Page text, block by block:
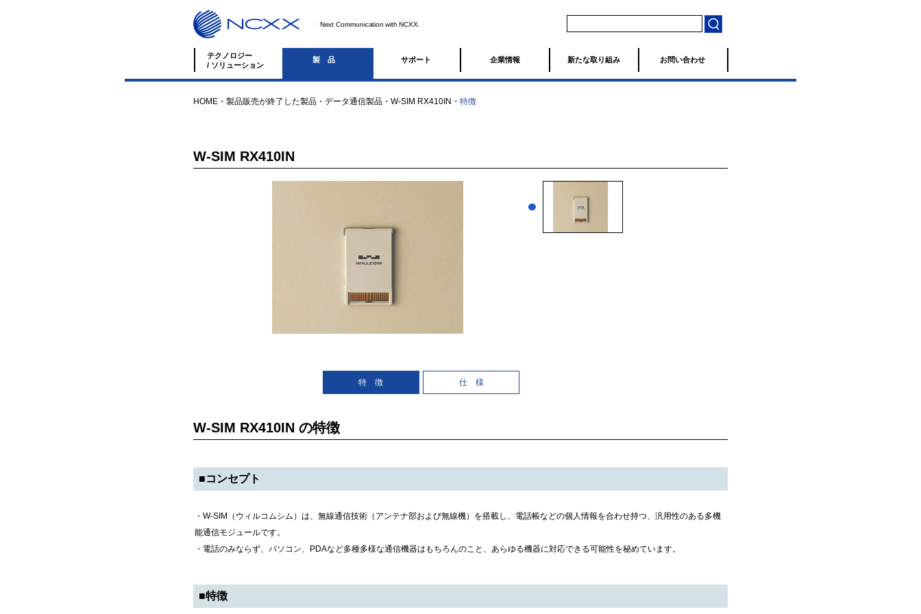
Next Communication with NCXX.
テクノロジー
/ ソリューション
製品 サポート 企業情報 新たな取り組み お問い合わせ
HOME ・ 製品販売が終了した製品 ・ データ通信製品 ・ W-SIM RX410IN ・ 特徴
W-SIM RX410IN
特 徴 仕 様
W-SIM RX410IN の特徴
■コンセプト
・W-SIM（ウィルコムシム）は、無線通信技術（アンテナ部および無線機）を搭載し、電話帳などの個人情報を合わせ持つ、汎用性のある多機
能通信モジュールです。
・電話のみならず、パソコン、PDAなど多種多様な通信機器はもちろんのこと、あらゆる機器に対応できる可能性を秘めています。
■特徴